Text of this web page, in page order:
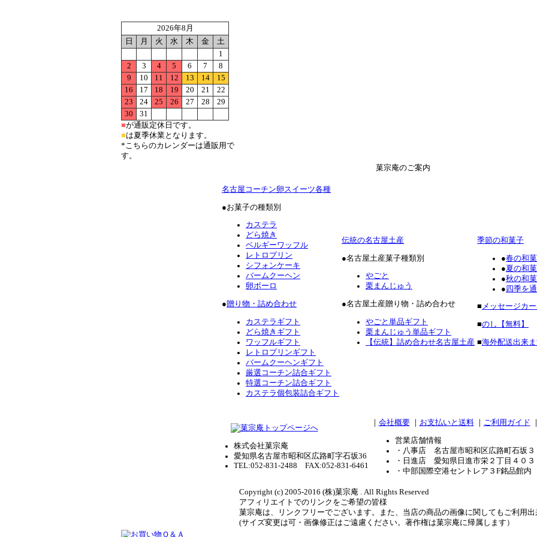
2026年8月
日
月 火 水 木 金
土
1
2
3 4 5 6 7
8
9
10 11 12 13 14
15
16
17 18 19 20 21
22
23
24 25 26 27 28
29
30
31
■が通販定休日です。
■は夏季休業となります。
*こちらのカレンダーは通販用で
す。
菓宗庵のご案内
名古屋コーチン卵スイーツ各種
●お菓子の種類別
カステラ
どら焼き
ベルギーワッフル
レトロプリン
シフォンケーキ
バームクーヘン
卵ボーロ
●贈り物・詰め合わせ
カステラギフト
どら焼きギフト
ワッフルギフト
レトロプリンギフト
バームクーヘンギフト
厳選コーチン詰合ギフト
特選コーチン詰合ギフト
カステラ個包装詰合ギフト
伝統の名古屋土産
●名古屋土産菓子種類別
やごと
栗まんじゅう
●名古屋土産贈り物・詰め合わせ
やごと単品ギフト
栗まんじゅう単品ギフト
【伝統】詰め合わせ名古屋土産
季節の和菓子
●春の和
●夏の和
●秋の和
●四季を
■ メッセージカ
■のし【無料】
■海外配送出来
株式会社菓宗庵
愛知県名古屋市昭和区広路町字石坂36
TEL:052-831-2488 FAX:052-831-6461
｜ 会社概要｜ お支払いと送料｜ ご利用ガイド
営業店舗情報
・八事店 名古屋市昭和区広路町石坂３
・日進店 愛知県日進市栄２丁目４０３
・中部国際空港セントレア３F銘品館内
Copyright (c) 2005-2016 (株)菓宗庵 . All Rights Reserved
アフィリエイトでのリンクをご希望の皆様
菓宗庵は、リンクフリーでございます。また、当店の商品の画像に関してもご利用
(サイズ変更は可・画像修正はご遠慮ください。著作権は菓宗庵に帰属します）